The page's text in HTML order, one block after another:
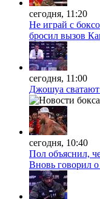
сегодня, 11:20
Не играй с
бросил вызов
сегодня, 11:00
Джошуа сватают
сегодня, 10:40
Пол объяснил,
Вновь говорил о